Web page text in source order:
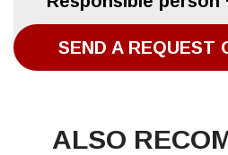
SEND A REQUEST
ALSO